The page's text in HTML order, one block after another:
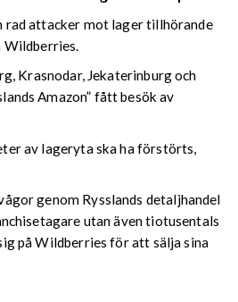
rad attacker mot lager tillhörande
Wildberries.
Krasnodar, Jekaterinburg och
Amazon” fått besök av
av lageryta ska ha förstörts,
genom Rysslands detaljhandel
utan även tiotusentals
på Wildberries för att sälja sina